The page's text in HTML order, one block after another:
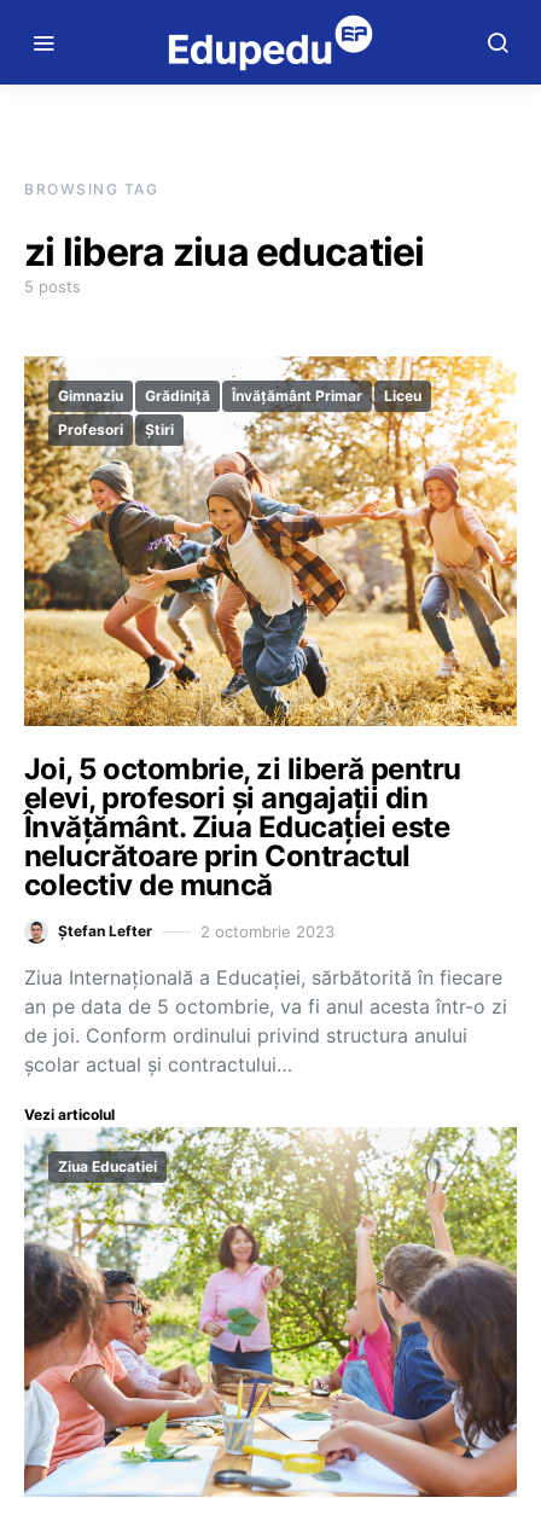
BROWSING TAG
zi libera ziua educatiei
5 posts
Gimnaziu Grădiniță Învățământ Primar
Liceu
Profesori
Știri
Joi, 5 octombrie, zi liberă pentru
elevi, profesori și angajații din
Învățământ. Ziua Educației este
nelucrătoare prin Contractul
colectiv de muncă
Ștefan Lefter 2 octombrie 2023
Ziua Internațională a Educației, sărbătorită în fiecare
an pe data de 5 octombrie, va fi anul acesta într-o zi
de joi. Conform ordinului privind structura anului
școlar actual și contractului…
Vezi articolul
Ziua Educatiei